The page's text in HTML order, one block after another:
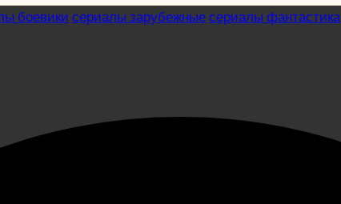
боевики сериалы зарубежныесериалы фантастика